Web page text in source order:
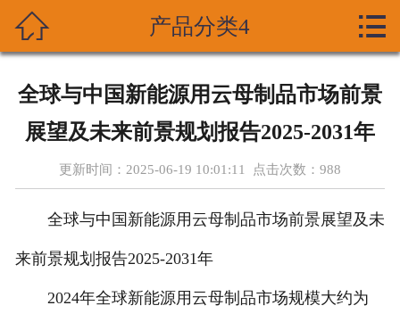
新闻资讯
技术支持
成功案列
 产品分类4 
全球与中国新能源用云母制品市场前景
展望及未来前景规划报告2025-2031年
更新时间：2025-06-19 10:01:11 点击次数： 988
全球与中国新能源用云母制品市场前景展望及未
来前景规划报告2025-2031年
2024年全球新能源用云母制品市场规模大约为